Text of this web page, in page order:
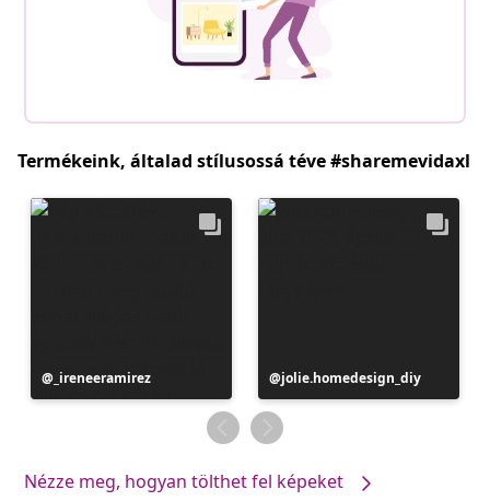
Termékeink, általad stílusossá téve #sharemevidaxl
Bejegyzés
közzétevője
_ireneeramirez
Bejegyzés
közzétevője
jolie.homedesign_diy
Nézze meg, hogyan tölthet fel képeket